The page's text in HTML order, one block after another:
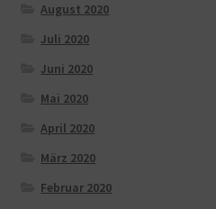
August 2020
Juli 2020
Juni 2020
Mai 2020
April 2020
März 2020
Februar 2020